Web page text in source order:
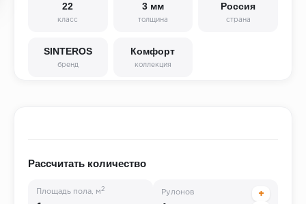
22
класс
3 мм
толщина
Россия
страна
SINTEROS
бренд
Комфорт
коллекция
Рассчитать количество
Площадь пола, м 2
Рулонов
+